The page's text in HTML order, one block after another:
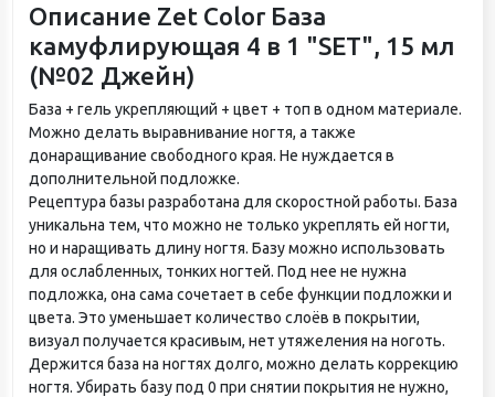
Описание Zet Color База
камуфлирующая 4 в 1 "SET", 15 мл
(№02 Джейн)
База + гель укрепляющий + цвет + топ в одном материале.
Можно делать выравнивание ногтя, а также
донаращивание свободного края. Не нуждается в
дополнительной подложке.
Рецептура базы разработана для скоростной работы. База
уникальна тем, что можно не только укреплять ей ногти,
но и наращивать длину ногтя. Базу можно использовать
для ослабленных, тонких ногтей. Под нее не нужна
подложка, она сама сочетает в себе функции подложки и
цвета. Это уменьшает количество слоёв в покрытии,
визуал получается красивым, нет утяжеления на ноготь.
Держится база на ногтях долго, можно делать коррекцию
ногтя. Убирать базу под 0 при снятии покрытия не нужно,